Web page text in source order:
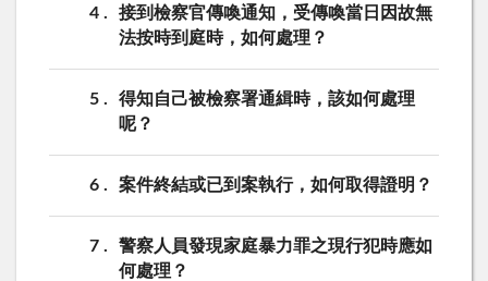
4
接到檢察官傳喚通知，受傳喚當日因故無
法按時到庭時，如何處理？
5
得知自己被檢察署通緝時，該如何處理
呢？
6 案件終結或已到案執行，如何取得證明？
7
警察人員發現家庭暴力罪之現行犯時應如
何處理？